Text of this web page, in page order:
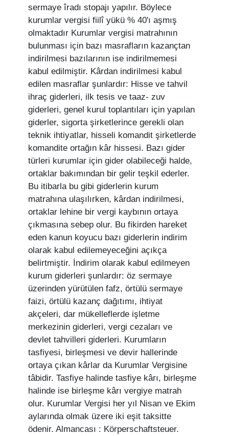
sermaye îradı stopajı yapılır. Böylece
kurumlar vergisi fiilî yükü % 40'ı aşmış
olmaktadır Kurumlar vergisi matrahının
bulunması için bazı masrafların kazançtan
indirilmesi bazılarının ise indirilmemesi
kabul edilmiştir. Kârdan indirilmesi kabul
edilen masraflar şunlardır: Hisse ve tahvil
ihraç giderleri, ilk tesis ve taaz- zuv
giderleri, genel kurul toplantıları için yapılan
giderler, sigorta şirketlerince gerekli olan
teknik ihtiyatlar, hisseli komandit şirketlerde
komandite ortağın kâr hissesi. Bazı gider
türleri kurumlar için gider olabileceği halde,
ortaklar bakımından bir gelir teşkil ederler.
Bu itibarla bu gibi giderlerin kurum
matrahına ulaşılırken, kârdan indirilmesi,
ortaklar lehine bir vergi kaybının ortaya
çıkmasına sebep olur. Bu fikirden hareket
eden kanun koyucu bazı giderlerin indirim
olarak kabul edilemeyeceğini açıkça
belirtmiştir. İndirim olarak kabul edilmeyen
kurum giderleri şunlardır: öz sermaye
üzerinden yürütülen fafz, örtülü sermaye
faizi, örtülü kazanç dağıtımı, ihtiyat
akçeleri, dar mükelleflerde işletme
merkezinin giderleri, vergi cezaları ve
devlet tahvilleri giderleri. Kurumların
tasfiyesi, birleşmesi ve devir hallerinde
ortaya çıkan kârlar da Kurumlar Vergisine
tâbidir. Tasfiye halinde tasfiye kârı, birleşme
halinde ise birleşme kârı vergiye matrah
olur. Kurumlar Vergisi her yıl Nisan ve Ekim
aylarında olmak üzere iki eşit taksitte
ödenir. Almancası : Körperschaftsteuer.